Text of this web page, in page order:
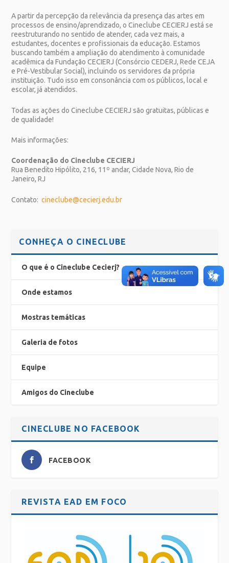
A partir da percepção da relevância da presença das artes em
processos de ensino/aprendizado, o Cineclube CECIERJ está se
reestruturando no sentido de atender, cada vez mais, a
estudantes, docentes e profissionais da educação. Estamos
buscando também a ampliação do atendimento à comunidade
acadêmica da Fundação CECIERJ (Consórcio CEDERJ, Rede CEJA
e Pré-Vestibular Social), incluindo os servidores da própria
instituição. Tudo isso em consonância com os públicos, local e
escolar, já atendidos.
Todas as ações do Cineclube CECIERJ são gratuitas, públicas e
de qualidade!
Mais informações:
Coordenação do Cineclube CECIERJ
Rua Benedito Hipólito, 216, 11º andar, Cidade Nova, Rio de
Janeiro, RJ
Contato:cineclube@cecierj.edu.br
CONHEÇA O CINECLUBE
O que é o Cineclube Cecierj?
Onde estamos
Mostras temáticas
Galeria de fotos
Equipe
Amigos do Cineclube
CINECLUBE NO FACEBOOK
FACEBOOK
REVISTA EAD EM FOCO